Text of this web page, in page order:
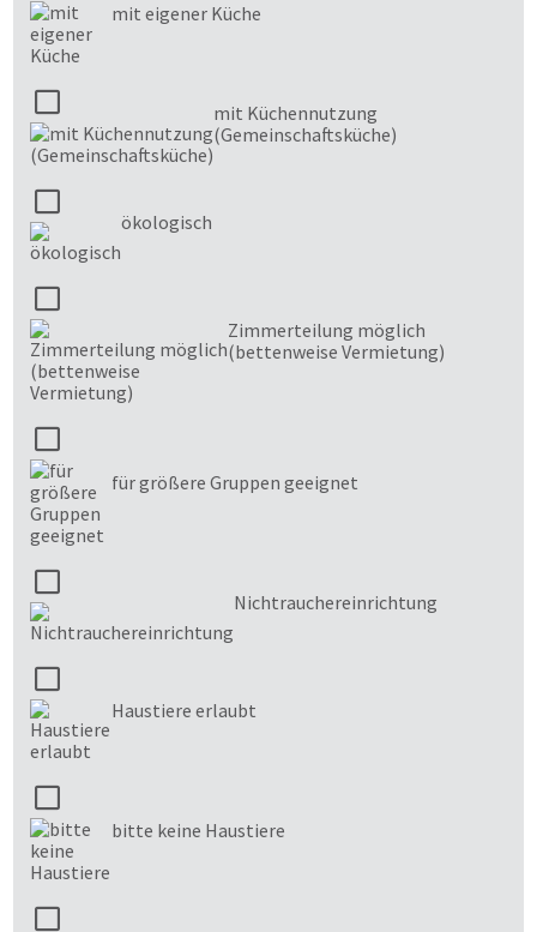
mit eigener Küche
mit Küchennutzung
(Gemeinschaftsküche)
ökologisch
Zimmerteilung möglich
(bettenweise Vermietung)
für größere Gruppen geeignet
Nichtrauchereinrichtung
Haustiere erlaubt
bitte keine Haustiere